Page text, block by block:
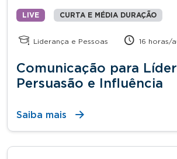
LIVE CURTA E MÉDIA DURAÇÃO
Liderança e Pessoas 16 horas/
Comunicação para
Persuasão e Influência
Saiba mais